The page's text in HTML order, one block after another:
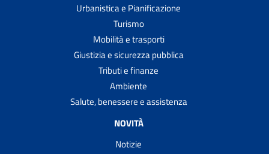
Urbanistica e Pianificazione
Turismo
Mobilità e trasporti
Giustizia e sicurezza pubblica
Tributi e finanze
Ambiente
Salute, benessere e assistenza
NOVITÀ
Notizie